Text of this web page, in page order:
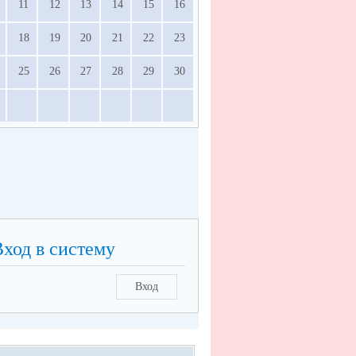
11 12 13 14 15 16
18 19 20 21 22 23
25 26 27 28 29 30
в систему
Вход